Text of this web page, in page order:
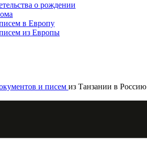
о рождении
в Европу
из Европы
и писем из Танзании в Россию